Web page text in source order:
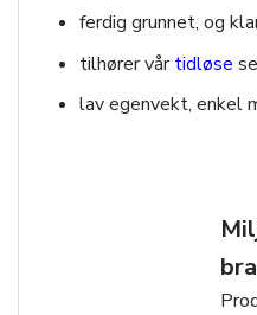
ferdig grunnet, og
tilhører vårtidløse
lav egenvekt, enkel